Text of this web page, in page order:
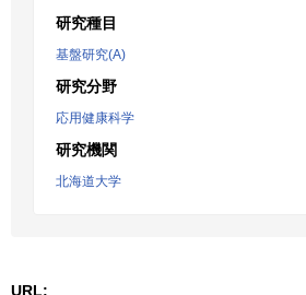
研究種目
基盤研究(A)
研究分野
応用健康科学
研究機関
北海道大学
URL: